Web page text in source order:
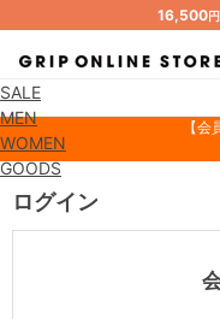
16,500円
SALE
MEN
WOMEN
GOODS
【
ログイン